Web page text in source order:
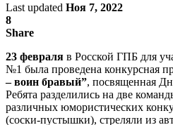
Last updated Ноя 7, 2022
8
Share
23 февраля в Росской ГПБ для
№1 была проведена конкурсная
– воин бравый”, посвященная
Ребята разделились на две
различных юмористических
(соски-пустышки), стреляли из